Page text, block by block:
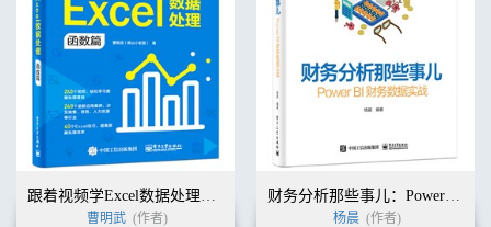
曹明武 (作者) 杨晨 (作者)